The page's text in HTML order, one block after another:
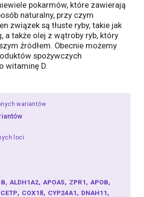
pokarmów, które zawierają
naturalny, przy czym
związek są tłuste ryby, takie jak
a także olej z wątroby ryb, który
źródłem. Obecnie możemy
spożywczych
witaminę D.
wariantów
loci
ALDH1A2 APOA5 ZPR1 APOB
CETP COX18 CYP24A1 DNAH11